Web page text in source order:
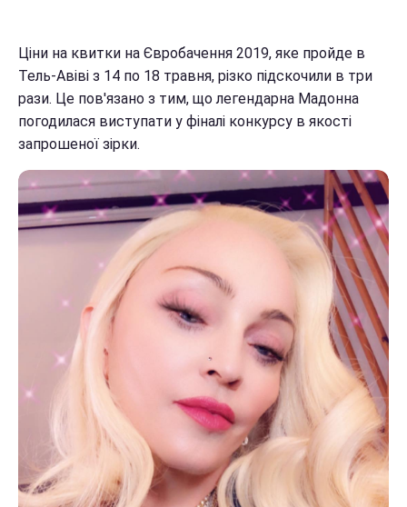
Ціни на квитки на Євробачення 2019, яке пройде в
Тель-Авіві з 14 по 18 травня, різко підскочили в три
рази. Це пов'язано з тим, що легендарна Мадонна
погодилася виступати у фіналі конкурсу в якості
запрошеної зірки.